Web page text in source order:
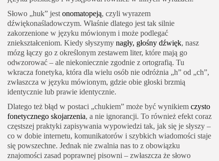
Słowo „huk” jest onomatopeją, czyli wyrazem
dźwiękonaśladowczym. Właśnie dlatego jest tak silnie
zakorzenione w języku mówionym i może podlegać
zniekształceniom. Kiedy słyszymy nagły, głośny dźwięk, nasz
mózg łączy go z określonym zestawem liter, które mają go
odwzorować – ale niekoniecznie zgodnie z ortografią. Tu
wkracza fonetyka, która dla wielu osób nie odróżnia „h” od „ch”,
zwłaszcza w języku mówionym, gdzie obie głoski brzmią
identycznie lub prawie identycznie.
Dlatego też błąd w postaci „chukiem” może być wynikiem czysto
fonetycznego skojarzenia, a nie ignorancji. To również efekt coraz
częstszej praktyki zapisywania wypowiedzi tak, jak się je słyszy –
co w dobie internetu, komunikatorów i szybkich wiadomości staje
się powszechne. Jednak nie zwalnia nas to z obowiązku
znajomości zasad poprawnej pisowni – zwłaszcza że słowo